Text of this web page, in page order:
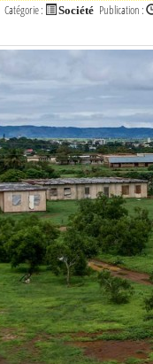
Catégorie : Société Publication :